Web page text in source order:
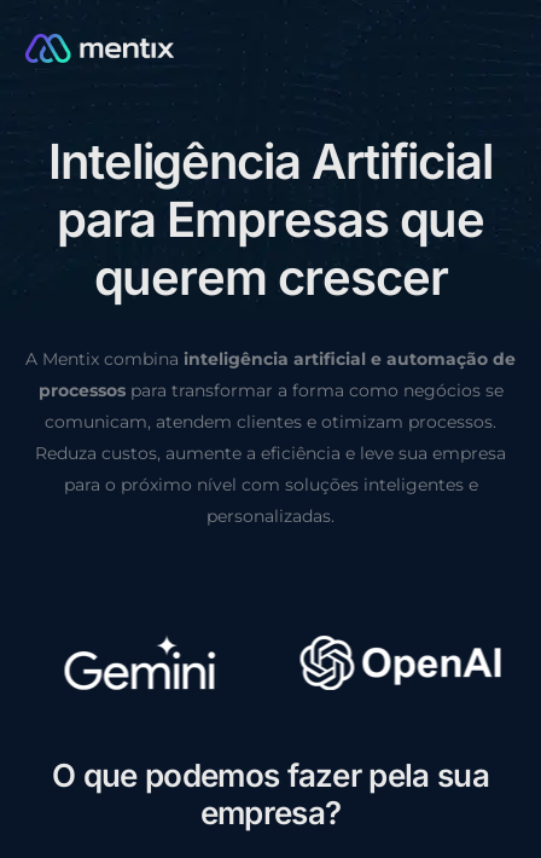
Inteligência Artificial
para Empresas que
querem crescer
A Mentix combina inteligência artificial e automação de
processospara transformar a forma como negócios se
comunicam, atendem clientes e otimizam processos.
Reduza custos, aumente a eficiência e leve sua empresa
para o próximo nível com soluções inteligentes e
personalizadas.
O que podemos fazer pela sua
empresa?
CONSULTORIA GRÁTIS